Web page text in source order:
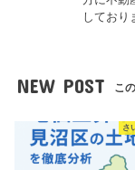
しており
NEW POST こ
さ